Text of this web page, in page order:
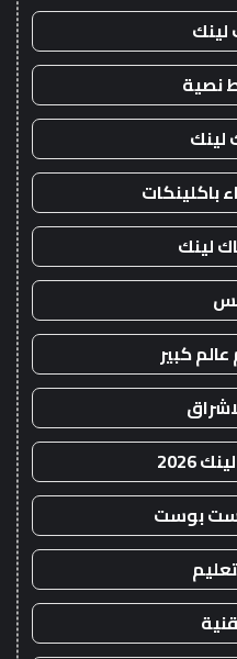
لينك
نصية
لينك
باكلينكات
لينك
كبير
2026
بوست